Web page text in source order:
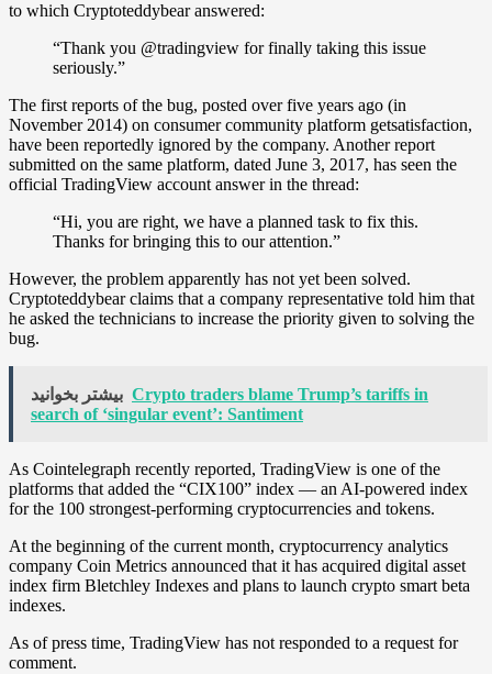
to which Cryptoteddybear answered:
“Thank you @tradingview for finally taking this issue
seriously.”
The first reports of the bug, posted over five years ago (in
November 2014) on consumer community platform getsatisfaction,
have been reportedly ignored by the company. Another report
submitted on the same platform, dated June 3, 2017, has seen the
official TradingView account answer in the thread:
“Hi, you are right, we have a planned task to fix this.
Thanks for bringing this to our attention.”
However, the problem apparently has not yet been solved.
Cryptoteddybear claims that a company representative told him that
he asked the technicians to increase the priority given to solving the
bug.
بیشتر بخوانید Crypto traders blame Trump’s tariffs in
search of ‘singular event’: Santiment
As Cointelegraph recently reported, TradingView is one of the
platforms that added the “CIX100” index — an AI-powered index
for the 100 strongest-performing cryptocurrencies and tokens.
At the beginning of the current month, cryptocurrency analytics
company Coin Metrics announced that it has acquired digital asset
index firm Bletchley Indexes and plans to launch crypto smart beta
indexes.
As of press time, TradingView has not responded to a request for
comment.